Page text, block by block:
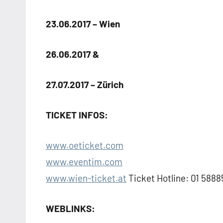
23.06.2017 – Wien
26.06.2017 &
27.07.2017 – Zürich
TICKET INFOS:
www.oeticket.com
www.eventim.com
www.wien-ticket.at Ticket Hotline: 01
WEBLINKS: